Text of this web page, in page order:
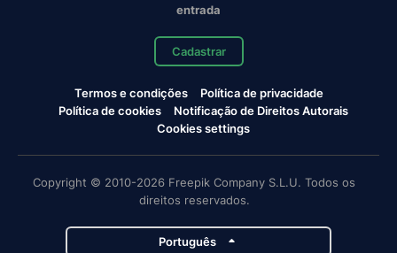
entrada
Cadastrar
Termos e condições
Política de privacidade
Política de cookies
Notificação de Direitos Autorais
Cookies settings
Copyright © 2010-2026 Freepik Company S.L.U. Todos os
direitos reservados.
Português